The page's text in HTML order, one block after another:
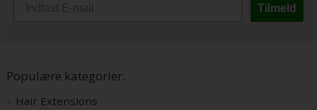
Tilmeld
Populære kategorier:
Hair Extensions